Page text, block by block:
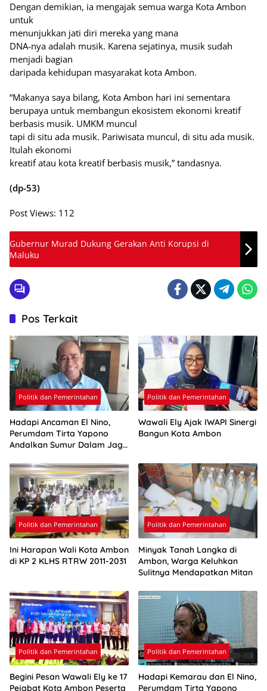
Dengan demikian, ia mengajak semua warga Kota Ambon
untuk
menunjukkan jati diri mereka yang mana
DNA-nya adalah musik. Karena sejatinya, musik sudah
menjadi bagian
daripada kehidupan masyarakat kota Ambon.
“Makanya saya bilang, Kota Ambon hari ini sementara
berupaya untuk membangun ekosistem ekonomi kreatif
berbasis musik. UMKM muncul
tapi di situ ada musik. Pariwisata muncul, di situ ada musik.
Itulah ekonomi
kreatif atau kota kreatif berbasis musik,” tandasnya.
(dp-53)
Post Views: 112
Gubernur Murad Dukung Gerakan Anti Korupsi di
Maluku
Pos Terkait
Politik dan Pemerintahan
Hadapi Ancaman El Nino,
Perumdam Tirta Yapono
Andalkan Sumur Dalam Jaga
Politik dan Pemerintahan
Wawali Ely Ajak IWAPI Sinergi
Bangun Kota Ambon
Politik dan Pemerintahan
Ini Harapan Wali Kota Ambon
di KP 2 KLHS RTRW 2011-2031
Politik dan Pemerintahan
Minyak Tanah Langka di
Ambon, Warga Keluhkan
Sulitnya Mendapatkan Mitan
Politik dan Pemerintahan
Begini Pesan Wawali Ely ke 17
Pejabat Kota Ambon Peserta
Politik dan Pemerintahan
Hadapi Kemarau dan El Nino,
Perumdam Tirta Yapono